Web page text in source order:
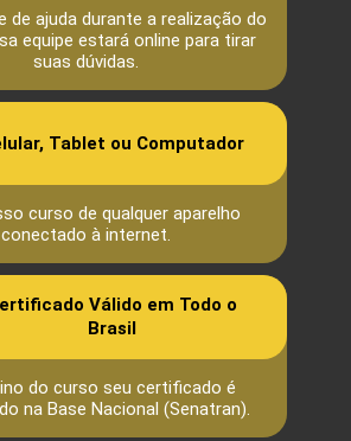
de ajuda durante a realização do
equipe estará online para tirar
suas dúvidas.
Tablet ou Computador
curso de qualquer aparelho
conectado à internet.
Válido em Todo o
Brasil
do curso seu certificado é
na Base Nacional (Senatran).